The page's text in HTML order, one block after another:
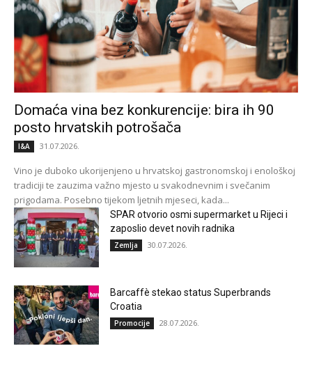
Domaća vina bez konkurencije: bira ih 90
posto hrvatskih potrošača
I&A 31.07.2026.
Vino je duboko ukorijenjeno u hrvatskoj gastronomskoj i enološkoj
tradiciji te zauzima važno mjesto u svakodnevnim i svečanim
prigodama. Posebno tijekom ljetnih mjeseci, kada...
SPAR otvorio osmi supermarket u Rijeci i
zaposlio devet novih radnika
Zemlja 30.07.2026.
Barcaffè stekao status Superbrands
Croatia
Promocije 28.07.2026.